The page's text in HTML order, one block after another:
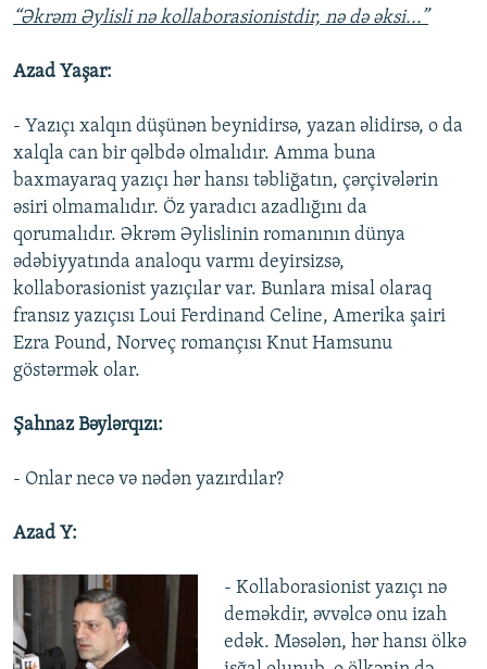
“Əkrəm Əylisli nə kollaborasionistdir, nə də əksi...”
Azad Yaşar:
- Yazıçı xalqın düşünən beynidirsə, yazan əlidirsə, o da
xalqla can bir qəlbdə olmalıdır. Amma buna
baxmayaraq yazıçı hər hansı təbliğatın, çərçivələrin
əsiri olmamalıdır. Öz yaradıcı azadlığını da
qorumalıdır. Əkrəm Əylislinin romanının dünya
ədəbiyyatında analoqu varmı deyirsizsə,
kollaborasionist yazıçılar var. Bunlara misal olaraq
fransız yazıçısı Loui Ferdinand Celine, Amerika şairi
Ezra Pound, Norveç romançısı Knut Hamsunu
göstərmək olar.
Şahnaz Bəylərqızı:
- Onlar necə və nədən yazırdılar?
Azad Y:
- Kollaborasionist yazıçı nə
deməkdir, əvvəlcə onu izah
edək. Məsələn, hər hansı ölkə